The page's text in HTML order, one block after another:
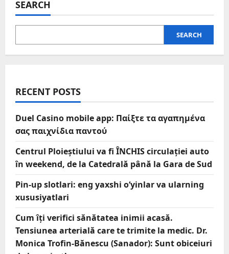
SEARCH
SEARCH
RECENT POSTS
Duel Casino mobile app: Παίξτε τα αγαπημένα
σας παιχνίδια παντού
Centrul Ploieștiului va fi ÎNCHIS circulației auto
în weekend, de la Catedrală până la Gara de Sud
Pin-up slotlari: eng yaxshi o‘yinlar va ularning
xususiyatlari
Cum îți verifici sănătatea inimii acasă.
Tensiunea arterială care te trimite la medic. Dr.
Monica Trofin-Bănescu (Sanador): Sunt obiceiuri